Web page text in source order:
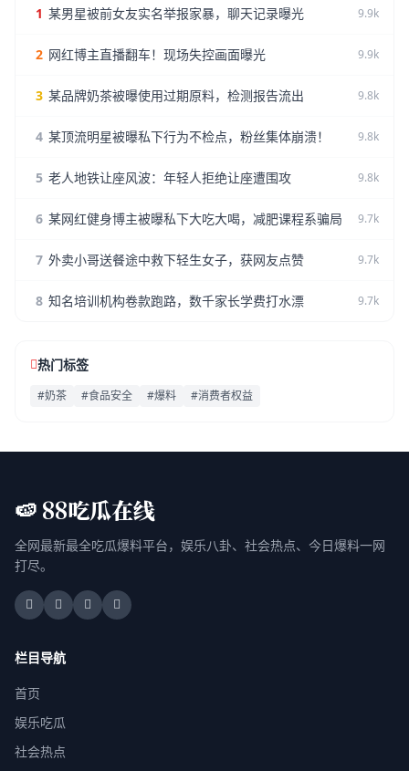
1 某男星被前女友实名举报家暴，聊天记录曝光 9.9k
2 网红博主直播翻车！现场失控画面曝光 9.9k
3 某品牌奶茶被曝使用过期原料，检测报告流出 9.8k
4 某顶流明星被曝私下行为不检点，粉丝集体崩溃！ 9.8k
5 老人地铁让座风波：年轻人拒绝让座遭围攻 9.8k
6 某网红健身博主被曝私下大吃大喝，减肥课程系骗局 9.7k
7 外卖小哥送餐途中救下轻生女子，获网友点赞 9.7k
8 知名培训机构卷款跑路，数千家长学费打水漂 9.7k
热门标签
#奶茶 #食品安全 #爆料 #消费者权益
🍉 88吃瓜在线
全网最新最全吃瓜爆料平台，娱乐八卦、社会热点、今日爆料一网
打尽。
栏目导航
首页
娱乐吃瓜
社会热点